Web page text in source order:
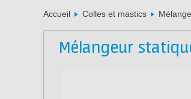
Accueil Colles et mastics
Mélangeur